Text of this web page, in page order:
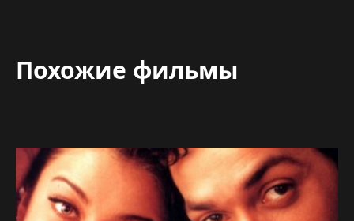
Похожие фильмы